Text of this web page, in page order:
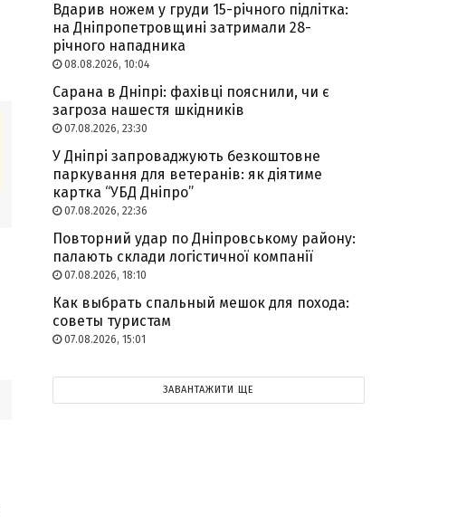
Вдарив ножем у груди 15-річного підлітка:
на Дніпропетровщині затримали 28-
річного нападника
08.08.2026, 10:04
Сарана в Дніпрі: фахівці пояснили, чи є
загроза нашестя шкідників
07.08.2026, 23:30
У Дніпрі запроваджують безкоштовне
паркування для ветеранів: як діятиме
картка “УБД Дніпро”
07.08.2026, 22:36
Повторний удар по Дніпровському району:
палають склади логістичної компанії
07.08.2026, 18:10
Как выбрать спальный мешок для похода:
советы туристам
07.08.2026, 15:01
ЗАВАНТАЖИТИ ЩЕ